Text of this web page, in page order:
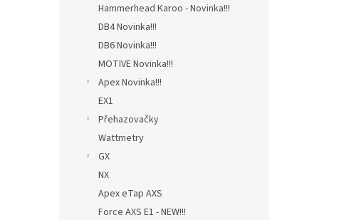
Hammerhead Karoo - Novinka!!!
DB4 Novinka!!!
DB6 Novinka!!!
MOTIVE Novinka!!!
Apex Novinka!!!
EX1
Přehazovačky
Wattmetry
GX
NX
Apex eTap AXS
Force AXS E1 - NEW!!!